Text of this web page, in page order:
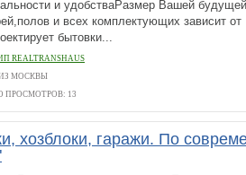
и удобстваРазмер Вашей
и всех комплектующих зависит
бытовки...
REALTRANSHAUS
МОСКВЫ
ПРОСМОТРОВ: 13
хозблоки, гаражи. По